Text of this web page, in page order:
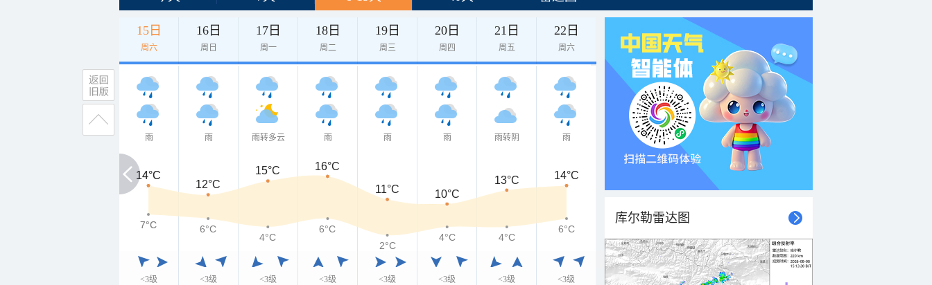
15日
周六
16日
周日
17日
周一
18日
周二
19日
周三
20日
周四
21日
周五
22日
周六
雨
<3级
雨
<3级
雨转多云
<3级
雨
<3级
雨
<3级
雨
<3级
雨转阴
<3级
雨
<3级
14°C
14°C
12°C
15°C 16°C
11°C 10°C
13°C 14°C
7°C
7°C 6°C
4°C
6°C
2°C
4°C 4°C
6°C
库尔勒雷达图